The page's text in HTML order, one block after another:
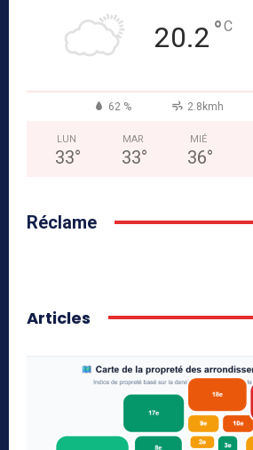
20.2 °C
62 % 2.8kmh
LUN
33°
MAR
33°
MIÉ
36°
Réclame
Articles